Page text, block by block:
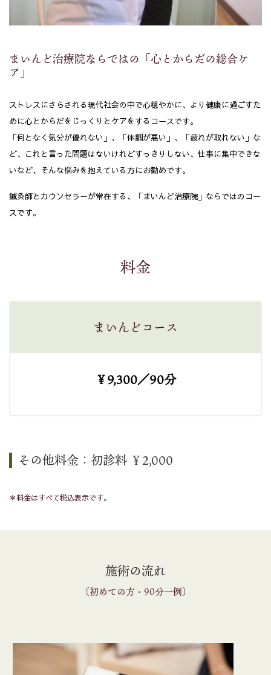
まいんど治療院ならではの「心とからだの総合ケ
ア」
ストレスにさらされる現代社会の中で心穏やかに、より健康に過ごすた
めに心とからだをじっくりとケアをするコースです。
「何となく気分が優れない」、「体調が悪い」、「疲れが取れない」な
ど、これと言った問題はないけれどすっきりしない、仕事に集中できな
いなど、そんな悩みを抱えている方にお勧めです。
鍼灸師とカウンセラーが常在する、「まいんど治療院」ならではのコー
スです。
料金
まいんどコース
￥9,300／90分
その他料金：初診料 ￥2,000
＊料金はすべて税込表示です。
施術の流れ
〔初めての方・90分一例〕